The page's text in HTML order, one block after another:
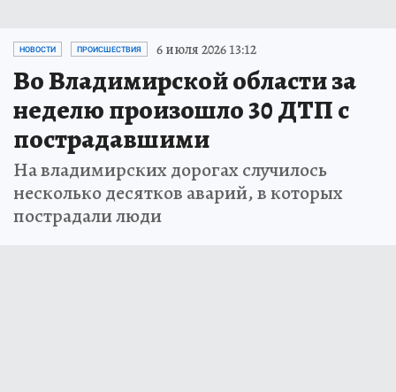
НОВОСТИ ПРОИСШЕСТВИЯ 6 июля 2026 13:12
Во Владимирской области за
неделю произошло 30 ДТП с
пострадавшими
На владимирских дорогах случилось
несколько десятков аварий, в которых
пострадали люди